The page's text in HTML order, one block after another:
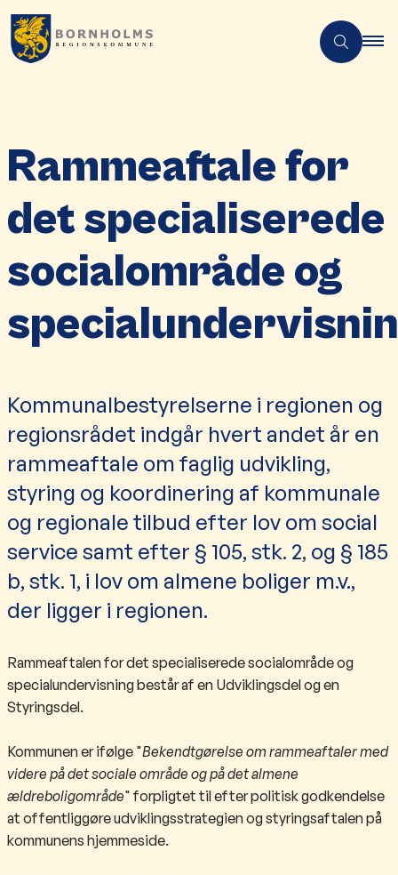
Rammeaftale for
det specialiserede
socialområde og
Kommunalbestyrelserne i regionen og
regionsrådet indgår hvert andet år en
rammeaftale om faglig udvikling,
styring og koordinering af kommunale
og regionale tilbud efter lov om social
service samt efter § 105, stk. 2, og § 185
b, stk. 1, i lov om almene boliger m.v.,
der ligger i regionen.
Rammeaftalen​ for det specialiserede socialområde og
specialundervisning består af en Udviklingsdel og en
Styringsdel.
Kommunen er ifølge "Bekendtgørelse om rammeaftaler med
videre på det sociale område og på det almene
ældreboligområde" forpligtet til efter politisk godkendelse
at offentliggøre udviklingsstrategien og styringsaftalen på
kommunens hjemmeside.